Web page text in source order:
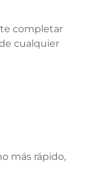
completar
cualquier
más rápido,